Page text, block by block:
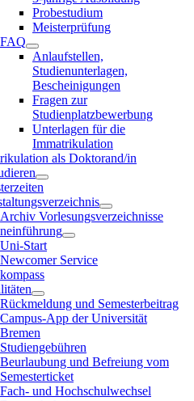
Probestudium
Meisterprüfung
FAQ
Anlaufstellen,
Studienunterlagen,
Bescheinigungen
Fragen zur
Studienplatzbewerbung
Unterlagen für die
Immatrikulation
als Doktorand/in
Archiv Vorlesungsverzeichnisse
Uni-Start
Newcomer Service
kompass
Rückmeldung und Semesterbeitrag
Campus-App der Universität
Bremen
Studiengebühren
Beurlaubung und Befreiung vom
Semesterticket
Fach- und Hochschulwechsel